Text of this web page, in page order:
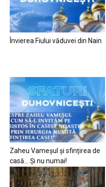
Învierea Fiului văduvei din Nain
Zaheu Vameșul și sfințirea de
casă… Și nu numai!